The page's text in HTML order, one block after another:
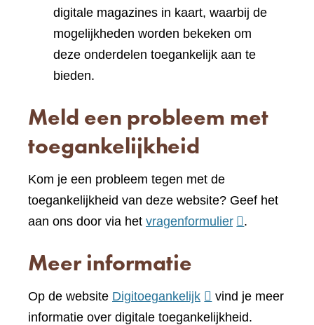
digitale magazines in kaart, waarbij de
mogelijkheden worden bekeken om
deze onderdelen toegankelijk aan te
bieden.
Meld een probleem met
toegankelijkheid
Kom je een probleem tegen met de
toegankelijkheid van deze website? Geef het
aan ons door via het vragenformulier(verwijst
website)
.
Meer informatie
Op de website Digitoegankelijk(verwijst
naar
vind je meer
informatie over digitale toegankelijkheid.